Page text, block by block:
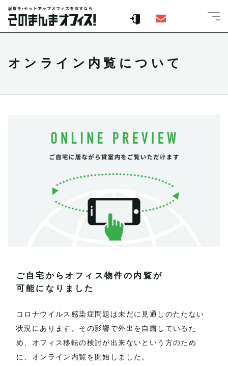
オンライン内覧について
ご自宅からオフィス物件の内覧が
可能になりました
コロナウイルス感染症問題は未だに見通しのたたない
状況にあります。その影響で外出を自粛しているた
め、オフィス移転の検討が出来ないという方のため
に、オンライン内覧を開始しました。